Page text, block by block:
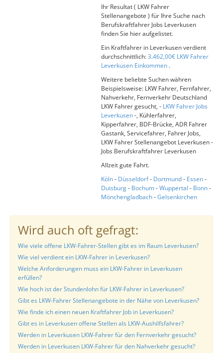
Ihr Resultat ( LKW Fahrer
Stellenangebote ) für Ihre Suche nach
Berufskraftfahrer Jobs Leverkusen
finden Sie hier aufgelistet.
Ein Kraftfahrer in Leverkusen verdient
durchschnittlich:3.462,00€ LKW Fahrer
Leverkusen Einkommen .
Weitere beliebte Suchen währen
Beispielsweise: LKW Fahrer, Fernfahrer,
Nahverkehr, Fernverkehr Deutschland
LKW Fahrer gesucht, - LKW Fahrer Jobs
Leverkusen-, Kühlerfahrer,
Kipperfahrer, BDF-Brücke, ADR Fahrer
Gastank, Servicefahrer, Fahrer Jobs,
LKW Fahrer Stellenangebot Leverkusen -
Jobs Berufskraftfahrer Leverkusen
Allzeit gute Fahrt.
Köln- Düsseldorf- Dortmund- Essen-
Duisburg- Bochum-Wuppertal - Bonn-
Mönchengladbach-Gelsenkirchen
Wird auch oft gefragt:
Wie viele offene LKW-Fahrer-Stellen gibt es im Raum Leverkusen?
Wie viel verdient ein LKW-Fahrer in Leverkusen?
Welche Anforderungen muss ein LKW-Fahrer in Leverkusen
erfüllen?
Wie hoch ist der Stundenlohn für LKW-Fahrer in Leverkusen?
Gibt es LKW-Fahrer Stellenangebote in der Nähe von Leverkusen?
Wie finde ich einen neuen Kraftfahrer Job in Leverkusen?
Gibt es in Leverkusen offene Stellen als LKW-Aushilfsfahrer?
Werden in Leverkusen LKW-Fahrer für den Fernverkehr gesucht?
Werden in Leverkusen LKW-Fahrer für den Nahverkehr gesucht?